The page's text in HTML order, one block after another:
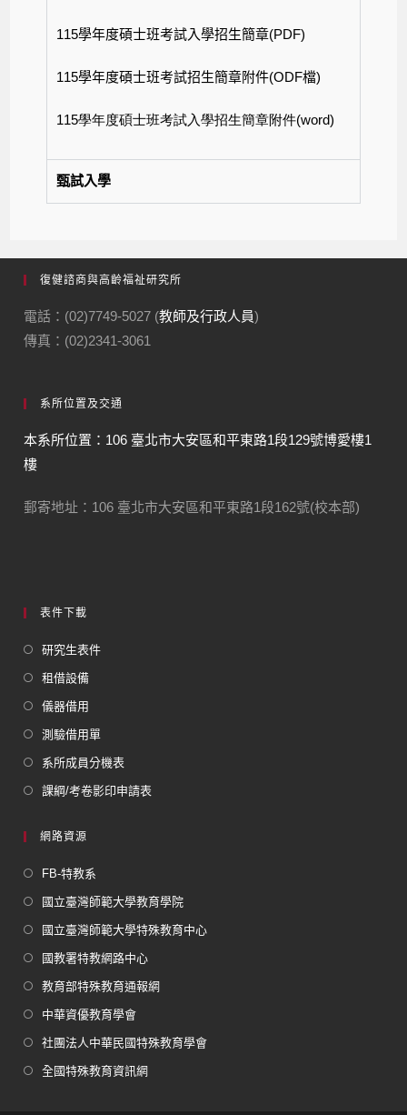
115學年度碩士班考試入學招生簡章(PDF)
115學年度碩士班考試招生簡章附件(ODF檔)
115學年度碩士班考試入學招生簡章附件(word)
甄試入學
復健諮商與高齡福祉研究所
電話：(02)7749-5027 (教師及行政人員)
傳真：(02)2341-3061
系所位置及交通
本系所位置：106 臺北市大安區和平東路1段129號博愛樓1
樓
郵寄地址：106 臺北市大安區和平東路1段162號(校本部)
表件下載
研究生表件
租借設備
儀器借用
測驗借用單
系所成員分機表
課綱/考卷影印申請表
網路資源
FB-特教系
國立臺灣師範大學教育學院
國立臺灣師範大學特殊教育中心
國教署特教網路中心
教育部特殊教育通報網
中華資優教育學會
社團法人中華民國特殊教育學會
全國特殊教育資訊網